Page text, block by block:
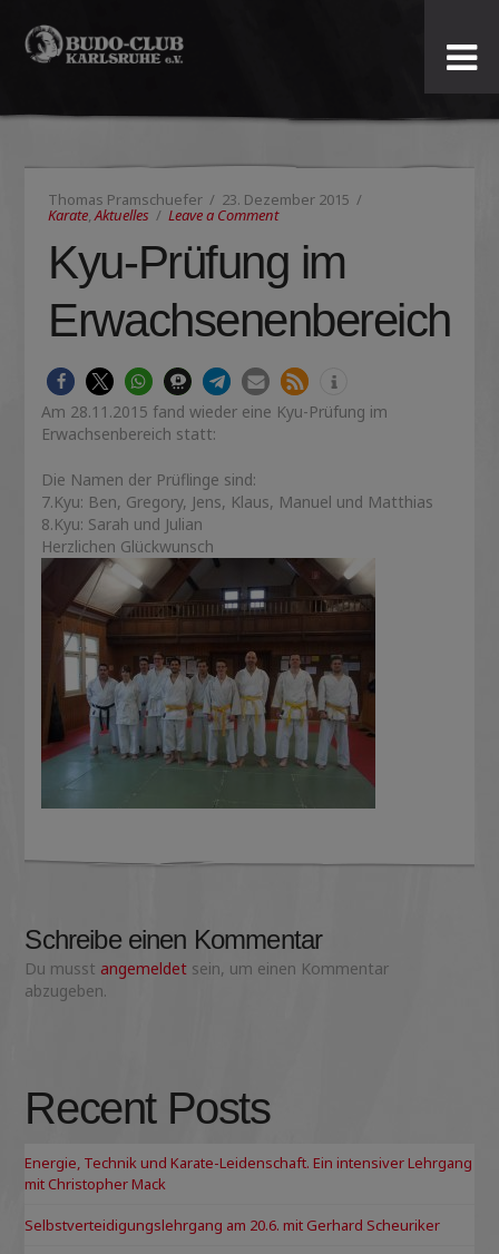
Budo-
Club
Karlsruhe
e.V.
Thomas Pramschuefer 23. Dezember 2015
Karate,Aktuelles Leave a Comment
Kyu-Prüfung im
Erwachsenenbereich
Am 28.11.2015 fand wieder eine Kyu-Prüfung im
Erwachsenbereich statt:
Die Namen der Prüflinge sind:
7.Kyu: Ben, Gregory, Jens, Klaus, Manuel und Matthias
8.Kyu: Sarah und Julian
Herzlichen Glückwunsch
Schreibe einen Kommentar
Du musst angemeldet sein, um einen Kommentar
abzugeben.
Recent Posts
Energie, Technik und Karate-Leidenschaft. Ein intensiver Lehrgang
mit Christopher Mack
Selbstverteidigungslehrgang am 20.6. mit Gerhard Scheuriker